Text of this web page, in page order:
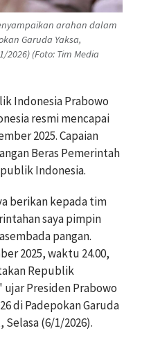
arahan dalam
Garuda Yaksa,
(Foto: Tim Media
Indonesia Prabowo
resmi mencapai
2025. Capaian
Beras Pemerintah
Indonesia.
berikan kepada tim
saya pimpin
pangan.
2025, waktu 24.00,
Republik
ujar Presiden Prabowo
di Padepokan Garuda
Selasa (6/1/2026).